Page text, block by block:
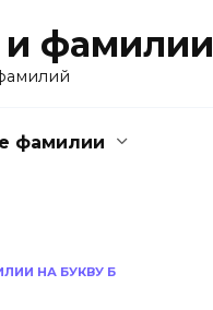
и фамилии
фамилии
НА БУКВУ Б